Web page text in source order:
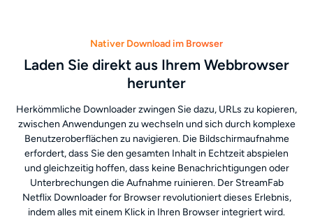
Nativer Download im Browser
Laden Sie direkt aus Ihrem Webbrowser
herunter
Herkömmliche Downloader zwingen Sie dazu, URLs zu kopieren,
zwischen Anwendungen zu wechseln und sich durch komplexe
Benutzeroberflächen zu navigieren. Die Bildschirmaufnahme
erfordert, dass Sie den gesamten Inhalt in Echtzeit abspielen
und gleichzeitig hoffen, dass keine Benachrichtigungen oder
Unterbrechungen die Aufnahme ruinieren. Der StreamFab
Netflix Downloader for Browser revolutioniert dieses Erlebnis,
indem alles mit einem Klick in Ihren Browser integriert wird.